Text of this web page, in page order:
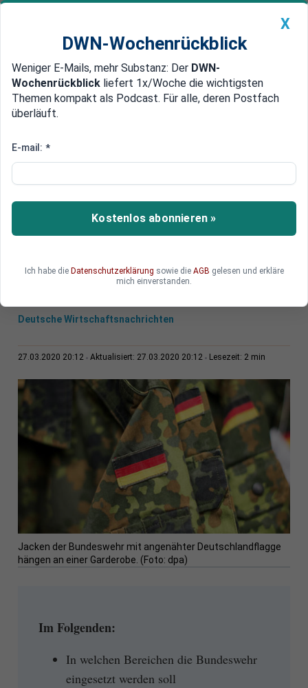
Newsticker MEIN DWN: Geldanlage Premium
Edelmetalle DWN-Magazin China
Corona-Krise: Jetzt kommt die
zum Einsatz
In der Corona-Krise hat die Bundeswehr ihren
Einsatzplan fertig. 15.000 Soldaten werden
Deutsche Wirtschaftsnachrichten
27.03.2020 20:12 Aktualisiert: 27.03.2020 20:12 Lesezeit: 2 min
Jacken der Bundeswehr mit angenähter Deutschlandflagge
hängen an einer Garderobe. (Foto: dpa)
Im Folgenden:
In welchen Bereichen die Bundeswehr
eingesetzt werden soll
X
DWN-Wochenrückblick
Weniger E-Mails, mehr Substanz: Der DWN-
Wochenrückblick liefert 1x/Woche die wichtigsten
Themen kompakt als Podcast. Für alle, deren Postfach
überläuft.
E-mail: *
Kostenlos abonnieren »
Ich habe die Datenschutzerklärung sowie die AGB gelesen und erkläre
mich einverstanden.